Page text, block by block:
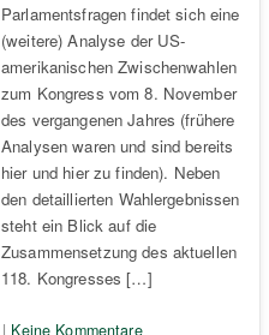
Parlamentsfragen findet sich eine
(weitere) Analyse der US-
amerikanischen Zwischenwahlen
zum Kongress vom 8. November
des vergangenen Jahres (frühere
Analysen waren und sind bereits
hier und hier zu finden). Neben
den detaillierten Wahlergebnissen
steht ein Blick auf die
Zusammensetzung des aktuellen
118. Kongresses […]
| Keine Kommentare